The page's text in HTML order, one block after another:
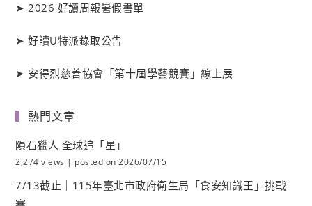
➤2026 好讀周報暑假書單
➤好讀U特派錄取公告
➤ 安得烈慈善協會「第十屆學藝競賽」線上展
熱門文章
隕石獵人 全球追「星」
2,274 views | posted on 2026/07/15
7/13截止｜115年臺北市政府衛生局「食安知識王」挑戰